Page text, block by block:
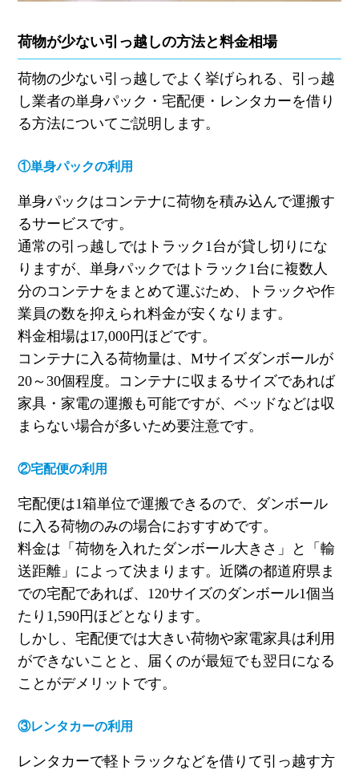
荷物が少ない引っ越しの方法と料金相場
荷物の少ない引っ越しでよく挙げられる、引っ越
し業者の単身パック・宅配便・レンタカーを借り
る方法についてご説明します。
①単身パックの利用
単身パックはコンテナに荷物を積み込んで運搬す
るサービスです。
通常の引っ越しではトラック 1 台が貸し切りにな
りますが、単身パックではトラック 1 台に複数人
分のコンテナをまとめて運ぶため、トラックや作
業員の数を抑えられ料金が安くなります。
料金相場は17,000円ほどです。
コンテナに入る荷物量は、 Mサイズダンボールが
20～ 30個程度。コンテナに収まるサイズであれば
家具・家電の運搬も可能ですが、ベッドなどは収
まらない場合が多いため要注意です。
②宅配便の利用
宅配便は1箱単位で運搬できるので、ダンボール
に入る荷物のみの場合におすすめです。
料金は「荷物を入れたダンボール大きさ」と「輸
送距離」によって決まります。近隣の都道府県ま
での宅配であれば、 120サイズのダンボール1個当
たり 1,590円ほどとなります。
しかし、宅配便では大きい荷物や家電家具は利用
ができないことと、届くのが最短でも翌日になる
ことがデメリットです。
③レンタカーの利用
レンタカーで軽トラックなどを借りて引っ越す方